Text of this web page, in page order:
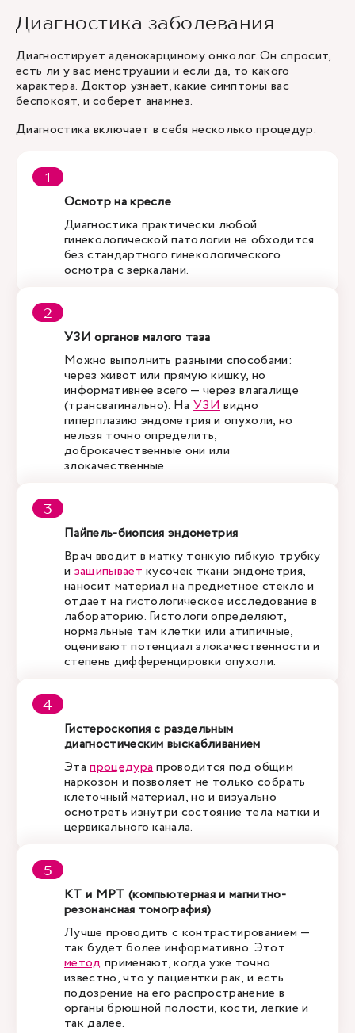
Диагностика заболевания
Диагностирует аденокарциному онколог. Он спросит,
есть ли у вас менструации и если да, то какого
характера. Доктор узнает, какие симптомы вас
беспокоят, и соберет анамнез.
Диагностика включает в себя несколько процедур.
Осмотр на кресле
Диагностика практически любой
гинекологической патологии не обходится
без стандартного гинекологического
осмотра с зеркалами.
УЗИ органов малого таза
Можно выполнить разными способами:
через живот или прямую кишку, но
информативнее всего — через влагалище
(трансвагинально). НаУЗИвидно
гиперплазию эндометрия и опухоли, но
нельзя точно определить,
доброкачественные они или
злокачественные.
Пайпель-биопсия эндометрия
Врач вводит в матку тонкую гибкую трубку
изащипываеткусочек ткани эндометрия,
наносит материал на предметное стекло и
отдает на гистологическое исследование в
лабораторию. Гистологи определяют,
нормальные там клетки или атипичные,
оценивают потенциал злокачественности и
степень дифференцировки опухоли.
Гистероскопия с раздельным
диагностическим выскабливанием
Этапроцедурапроводится под общим
наркозом и позволяет не только собрать
клеточный материал, но и визуально
осмотреть изнутри состояние тела матки и
цервикального канала.
КТ и МРТ (компьютерная и магнитно-
резонансная томография)
Лучше проводить с контрастированием —
так будет более информативно. Этот
методприменяют, когда уже точно
известно, что у пациентки рак, и есть
подозрение на его распространение в
органы брюшной полости, кости, легкие и
так далее.